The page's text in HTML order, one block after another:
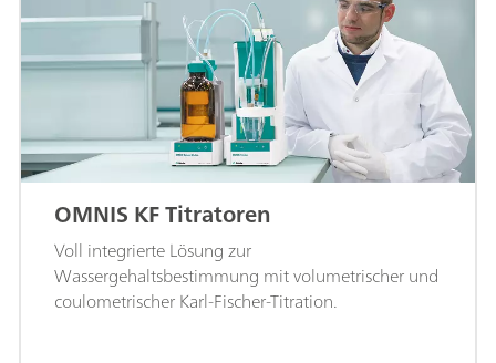
OMNIS KF Titratoren
Voll integrierte Lösung zur
Wassergehaltsbestimmung mit volumetrischer und
coulometrischer Karl-Fischer-Titration.